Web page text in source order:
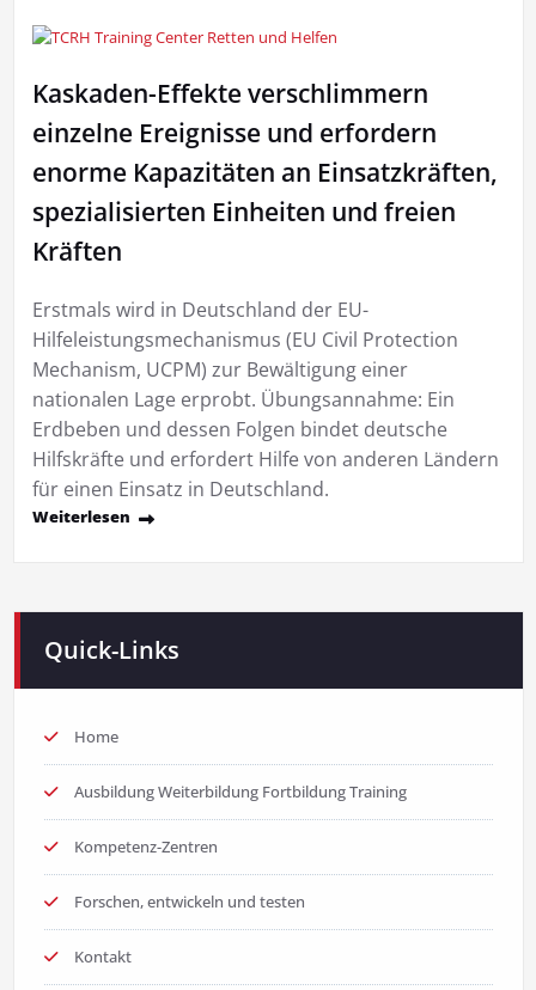
Kaskaden-Effekte verschlimmern
einzelne Ereignisse und erfordern
enorme Kapazitäten an Einsatzkräften,
spezialisierten Einheiten und freien
Kräften
Erstmals wird in Deutschland der EU-
Hilfeleistungsmechanismus (EU Civil Protection
Mechanism, UCPM) zur Bewältigung einer
nationalen Lage erprobt. Übungsannahme: Ein
Erdbeben und dessen Folgen bindet deutsche
Hilfskräfte und erfordert Hilfe von anderen Ländern
für einen Einsatz in Deutschland.
Weiterlesen
Quick-Links
Home
Ausbildung Weiterbildung Fortbildung Training
Kompetenz-Zentren
Forschen, entwickeln und testen
Kontakt